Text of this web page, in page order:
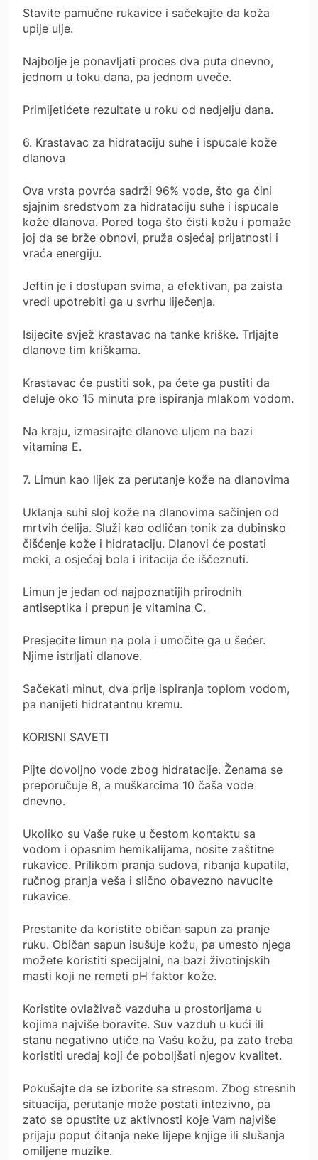
Stavite pamučne rukavice i sačekajte da koža
upije ulje.
Najbolje je ponavljati proces dva puta dnevno,
jednom u toku dana, pa jednom uveče.
Primijetićete rezultate u roku od nedjelju dana.
6. Krastavac za hidrataciju suhe i ispucale kože
dlanova
Ova vrsta povrća sadrži 96% vode, što ga čini
sjajnim sredstvom za hidrataciju suhe i ispucale
kože dlanova. Pored toga što čisti kožu i pomaže
joj da se brže obnovi, pruža osjećaj prijatnosti i
vraća energiju.
Jeftin je i dostupan svima, a efektivan, pa zaista
vredi upotrebiti ga u svrhu liječenja.
Isijecite svjež krastavac na tanke kriške. Trljajte
dlanove tim kriškama.
Krastavac će pustiti sok, pa ćete ga pustiti da
deluje oko 15 minuta pre ispiranja mlakom vodom.
Na kraju, izmasirajte dlanove uljem na bazi
vitamina E.
7. Limun kao lijek za perutanje kože na dlanovima
Uklanja suhi sloj kože na dlanovima sačinjen od
mrtvih ćelija. Služi kao odličan tonik za dubinsko
čišćenje kože i hidrataciju. Dlanovi će postati
meki, a osjećaj bola i iritacija će iščeznuti.
Limun je jedan od najpoznatijih prirodnih
antiseptika i prepun je vitamina C.
Presjecite limun na pola i umočite ga u šećer.
Njime istrljati dlanove.
Sačekati minut, dva prije ispiranja toplom vodom,
pa nanijeti hidratantnu kremu.
KORISNI SAVETI
Pijte dovoljno vode zbog hidratacije. Ženama se
preporučuje 8, a muškarcima 10 čaša vode
dnevno.
Ukoliko su Vaše ruke u čestom kontaktu sa
vodom i opasnim hemikalijama, nosite zaštitne
rukavice. Prilikom pranja sudova, ribanja kupatila,
ručnog pranja veša i slično obavezno navucite
rukavice.
Prestanite da koristite običan sapun za pranje
ruku. Običan sapun isušuje kožu, pa umesto njega
možete koristiti specijalni, na bazi životinjskih
masti koji ne remeti pH faktor kože.
Koristite ovlaživač vazduha u prostorijama u
kojima najviše boravite. Suv vazduh u kući ili
stanu negativno utiče na Vašu kožu, pa zato treba
koristiti uređaj koji će poboljšati njegov kvalitet.
Pokušajte da se izborite sa stresom. Zbog stresnih
situacija, perutanje može postati intezivno, pa
zato se opustite uz aktivnosti koje Vam najviše
prijaju poput čitanja neke lijepe knjige ili slušanja
omiljene muzike.